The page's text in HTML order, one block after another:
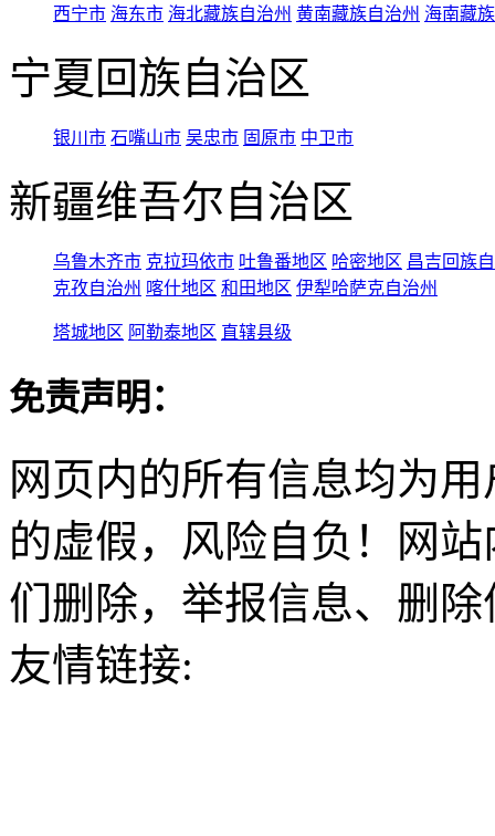
西宁市 海东市 海北藏族自治州 黄南藏族自治州 海南藏
宁夏回族自治区
银川市 石嘴山市 吴忠市 固原市 中卫市
新疆维吾尔自治区
乌鲁木齐市 克拉玛依市 吐鲁番地区 哈密地区 昌吉回族
克孜自治州 喀什地区 和田地区 伊犁哈萨克自治州
塔城地区 阿勒泰地区 直辖县级
免责声明：
网页内的所有信息均为
的虚假，风险自负！网
们删除，举报信息、删
友情链接: